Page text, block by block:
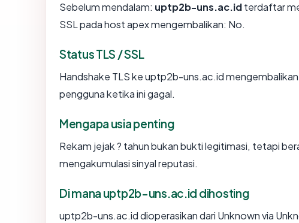
Sebelum mendalam: uptp2b-uns.ac.idterdaftar
SSL pada host apex mengembalikan: No.
Status TLS / SSL
Handshake TLS ke uptp2b-uns.ac.id
pengguna ketika ini gagal.
Mengapa usia penting
Rekam jejak ? tahun bukan bukti legitimasi, tetapi
mengakumulasi sinyal reputasi.
Di mana uptp2b-uns.ac.id dihosting
uptp2b-uns.ac.id dioperasikan dari Unknown via